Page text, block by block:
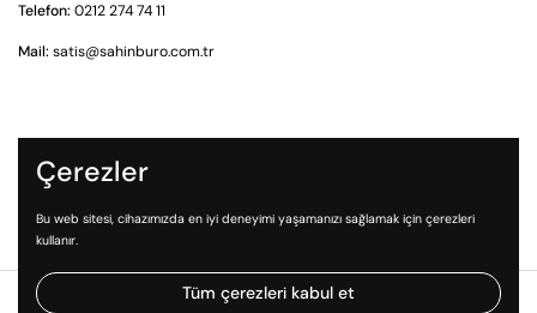
Telefon: 0212 274 74 11
Mail: satis@sahinburo.com.tr
İade ve İptal Prosedürü
Telif Hakkı © 2026 49.com.trbir Şahin Ozalit ve Büro Gereçleri TİC. LTD.
Çerezler
Bu web sitesi, cihazımızda en iyi deneyimi yaşamanızı sağlamak için çerezleri
kullanır.
Tüm çerezleri kabul et